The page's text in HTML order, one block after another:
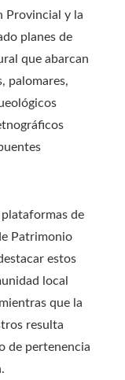
Provincial y la
planes de
que abarcan
palomares,
de
Patrimonio
estos
local
que la
resulta
de pertenencia